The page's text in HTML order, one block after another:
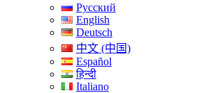
Русский
English
Deutsch
中文 (中国)
Español
हिन्दी
Italiano